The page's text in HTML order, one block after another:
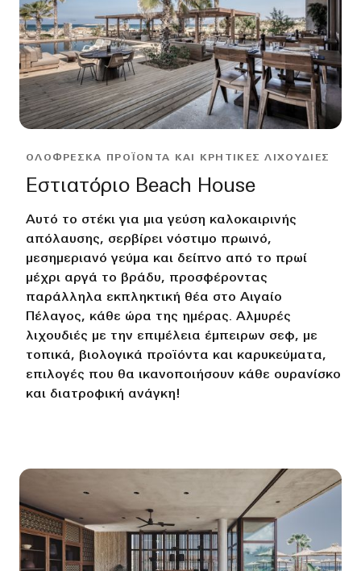
ΟΛΌΦΡΕΣΚΑ ΠΡΟΪΌΝΤΑ ΚΑΙ ΚΡΗΤΙΚΈΣ ΛΙΧΟΥΔΙΈΣ
Εστιατόριο Beach House
Αυτό το στέκι για μια γεύση καλοκαιρινής
απόλαυσης, σερβίρει νόστιμο πρωινό,
μεσημεριανό γεύμα και δείπνο από το πρωί
μέχρι αργά το βράδυ, προσφέροντας
παράλληλα εκπληκτική θέα στο Αιγαίο
Πέλαγος, κάθε ώρα της ημέρας. Αλμυρές
λιχουδιές με την επιμέλεια έμπειρων σεφ, με
τοπικά, βιολογικά προϊόντα και καρυκεύματα,
επιλογές που θα ικανοποιήσουν κάθε ουρανίσκο
και διατροφική ανάγκη!